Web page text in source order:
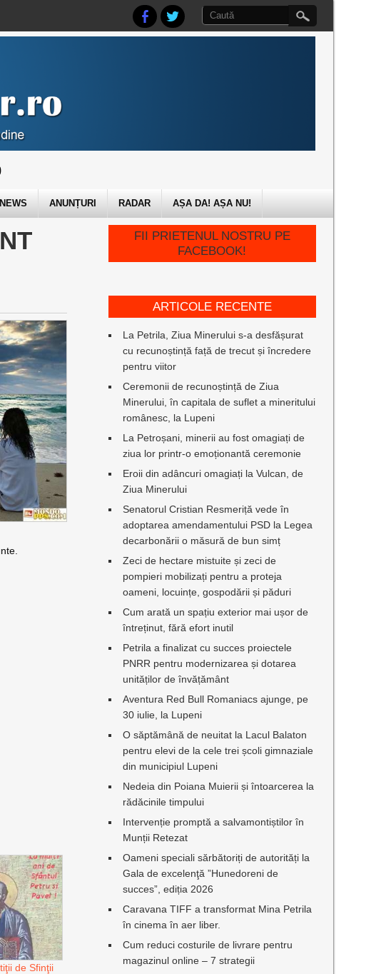
ANUNȚURI RADAR AȘA DA! AȘA NU!
de Sfinţii
FII PRIETENUL NOSTRU PE
FACEBOOK!
ARTICOLE RECENTE
La Petrila, Ziua Minerului s-a desfășurat
cu recunoștință față de trecut și încredere
pentru viitor
Ceremonii de recunoștință de Ziua
Minerului, în capitala de suflet a mineritului
românesc, la Lupeni
La Petroșani, minerii au fost omagiați de
ziua lor printr-o emoționantă ceremonie
Eroii din adâncuri omagiați la Vulcan, de
Ziua Minerului
Senatorul Cristian Resmeriță vede în
adoptarea amendamentului PSD la Legea
decarbonării o măsură de bun simț
Zeci de hectare mistuite și zeci de
pompieri mobilizați pentru a proteja
oameni, locuințe, gospodării și păduri
Cum arată un spațiu exterior mai ușor de
întreținut, fără efort inutil
Petrila a finalizat cu succes proiectele
PNRR pentru modernizarea și dotarea
unităților de învățământ
Aventura Red Bull Romaniacs ajunge, pe
30 iulie, la Lupeni
O săptămână de neuitat la Lacul Balaton
pentru elevi de la cele trei școli gimnaziale
din municipiul Lupeni
Nedeia din Poiana Muierii și întoarcerea la
rădăcinile timpului
Intervenție promptă a salvamontiștilor în
Munții Retezat
Oameni speciali sărbătoriți de autorități la
Gala de excelenţă ”Hunedoreni de
succes”, ediția 2026
Caravana TIFF a transformat Mina Petrila
în cinema în aer liber.
Cum reduci costurile de livrare pentru
magazinul online – 7 strategii